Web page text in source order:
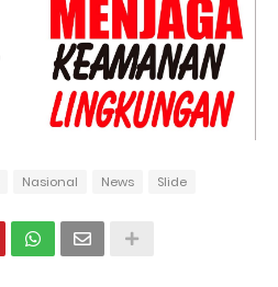
Nasional News Slide